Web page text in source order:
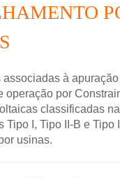
associadas à
operação por
classificadas
Tipo I, Tipo II-B e Tipo
usinas.